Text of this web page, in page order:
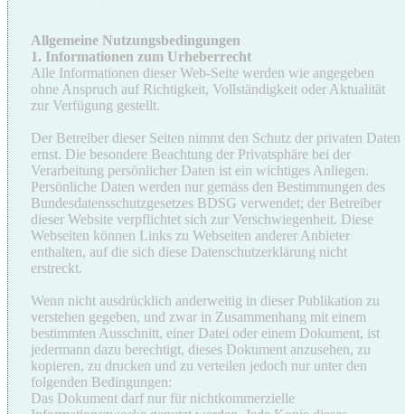
Allgemeine Nutzungsbedingungen
1. Informationen zum Urheberrecht
Alle Informationen dieser Web-Seite werden wie angegeben
ohne Anspruch auf Richtigkeit, Vollständigkeit oder Aktualität
zur Verfügung gestellt.
Der Betreiber dieser Seiten nimmt den Schutz der privaten Daten
ernst. Die besondere Beachtung der Privatsphäre bei der
Verarbeitung persönlicher Daten ist ein wichtiges Anliegen.
Persönliche Daten werden nur gemäss den Bestimmungen des
Bundesdatensschutzgesetzes BDSG verwendet; der Betreiber
dieser Website verpflichtet sich zur Verschwiegenheit. Diese
Webseiten können Links zu Webseiten anderer Anbieter
enthalten, auf die sich diese Datenschutzerklärung nicht
erstreckt.
Wenn nicht ausdrücklich anderweitig in dieser Publikation zu
verstehen gegeben, und zwar in Zusammenhang mit einem
bestimmten Ausschnitt, einer Datei oder einem Dokument, ist
jedermann dazu berechtigt, dieses Dokument anzusehen, zu
kopieren, zu drucken und zu verteilen jedoch nur unter den
folgenden Bedingungen:
Das Dokument darf nur für nichtkommerzielle